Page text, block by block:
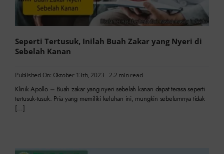
Seperti Tertusuk, Inilah Buah Zakar yang Nyeri di
Sebelah Kanan
Published On: Oktober 13th, 2023 2.2 min read
Klinik Apollo – Buah zakar yang nyeri sebelah kanan dapat terasa seperti
tertusuk-tusuk. Pria yang memiliki keluhan ini, mungkin sebelumnya tidak
[…]